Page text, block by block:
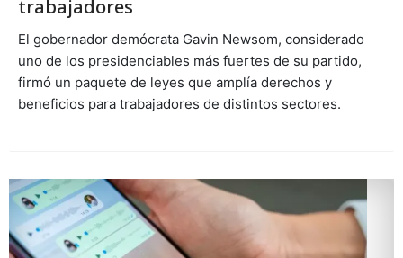
trabajadores
El gobernador demócrata Gavin Newsom, considerado
uno de los presidenciables más fuertes de su partido,
firmó un paquete de leyes que amplía derechos y
beneficios para trabajadores de distintos sectores.